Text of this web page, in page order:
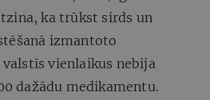
ka trūkst sirds un
izmantoto
vienlaikus nebija
dažādu medikamentu.